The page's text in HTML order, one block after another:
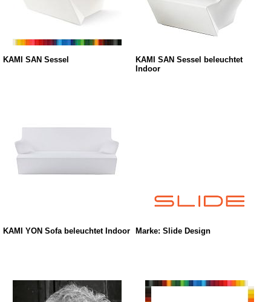
KAMI SAN Sessel
KAMI SAN Sessel beleuchtet
Indoor
KAMI YON Sofa beleuchtet Indoor Marke: Slide Design